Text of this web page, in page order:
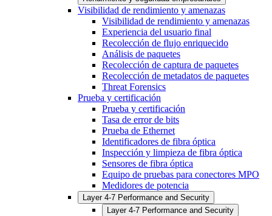
Visibilidad de rendimiento y amenazas
Visibilidad de rendimiento y amenazas
Experiencia del usuario final
Recolección de flujo enriquecido
Análisis de paquetes
Recolección de captura de paquetes
Recolección de metadatos de paquetes
Threat Forensics
Prueba y certificación
Prueba y certificación
Tasa de error de bits
Prueba de Ethernet
Identificadores de fibra óptica
Inspección y limpieza de fibra óptica
Sensores de fibra óptica
Equipo de pruebas para conectores MPO
Medidores de potencia
Layer 4-7 Performance and Security
Layer 4-7 Performance and Security